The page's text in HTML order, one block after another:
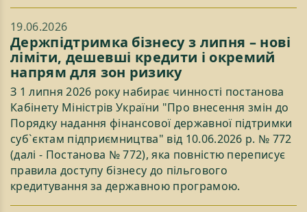
19.06.2026
Держпідтримка бізнесу з липня – нові
ліміти, дешевші кредити і окремий
напрям для зон ризику
З 1 липня 2026 року набирає чинності постанова
Кабінету Міністрів України "Про внесення змін до
Порядку надання фінансової державної підтримки
суб`єктам підприємництва" від 10.06.2026 р. № 772
(далі - Постанова № 772), яка повністю переписує
правила доступу бізнесу до пільгового
кредитування за державною програмою.